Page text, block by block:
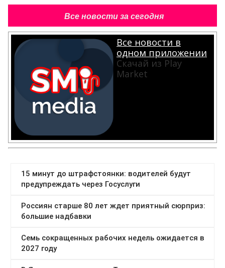
Все новости за сегодня
Все новости в
одном приложении
Скачай из Play
Market